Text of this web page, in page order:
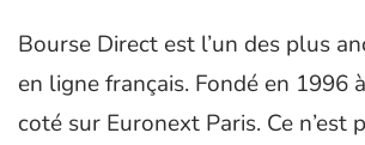
Bourse Direct est l’un des plus
en ligne français. Fondé en 1996
coté sur Euronext Paris. Ce n’est